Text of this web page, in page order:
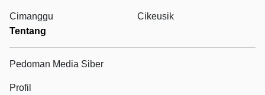
Cimanggu
Cikeusik
Tentang
Pedoman Media Siber
Profil